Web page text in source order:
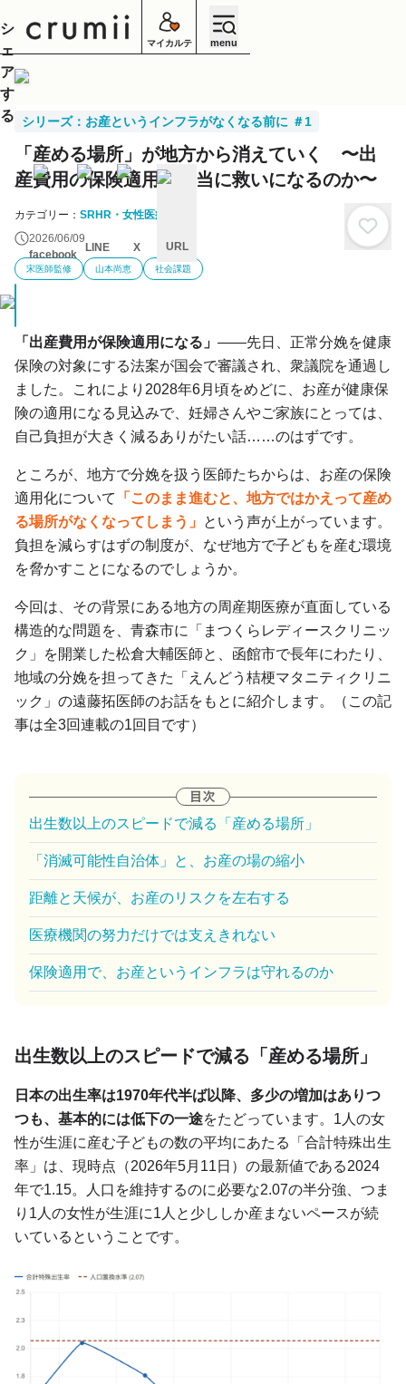
マイカルテ menu
シリーズ：お産というインフラがなくなる前に ＃1
「産める場所」が地方から消えていく 〜出
産費用の保険適用は本当に救いになるのか〜
カテゴリー： SRHR・女性医療
2026/06/09
宋医師監修 山本尚恵 社会課題
「出産費用が保険適用になる」 ――先日、正常分娩を健康
保険の対象にする法案が国会で審議され、衆議院を通過し
ました。これにより2028年6月頃をめどに、お産が健康保
険の適用になる見込みで、妊婦さんやご家族にとっては、
自己負担が大きく減るありがたい話……のはずです。
ところが、地方で分娩を扱う医師たちからは、お産の保険
適用化について
「このまま進むと、地方ではかえって産め
る場所がなくなってしまう」 という声が上がっています。
負担を減らすはずの制度が、なぜ地方で子どもを産む環境
を脅かすことになるのでしょうか。
今回は、その背景にある地方の周産期医療が直面している
構造的な問題を、青森市に「まつくらレディースクリニッ
ク」を開業した松倉大輔医師と、函館市で長年にわたり、
地域の分娩を担ってきた「えんどう桔梗マタニティクリニ
ック」の遠藤拓医師のお話をもとに紹介します。（この記
事は全3回連載の1回目です）
出生数以上のスピードで減る「産める場所」
「消滅可能性自治体」と、お産の場の縮小
距離と天候が、お産のリスクを左右する
医療機関の努力だけでは支えきれない
保険適用で、お産というインフラは守れるのか
出生数以上のスピードで減る「産める場所」
日本の出生率は1970年代半ば以降、多少の増加はありつ
つも、基本的には低下の一途をたどっています。1人の女
性が生涯に産む子どもの数の平均にあたる「合計特殊出生
率」は、現時点（2026年5月11日）の最新値である2024
年で1.15。人口を維持するのに必要な2.07の半分強、つま
り1人の女性が生涯に1人と少ししか産まないペースが続
いているということです。
シ
ェ
ア
す
る
facebook
LINE X URL
キ
ン